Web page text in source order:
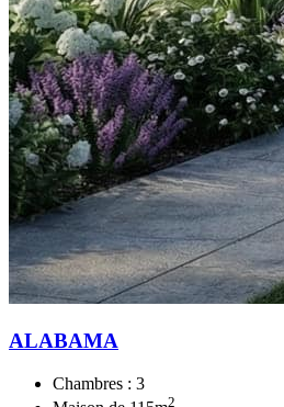
ALABAMA
Chambres : 3
2